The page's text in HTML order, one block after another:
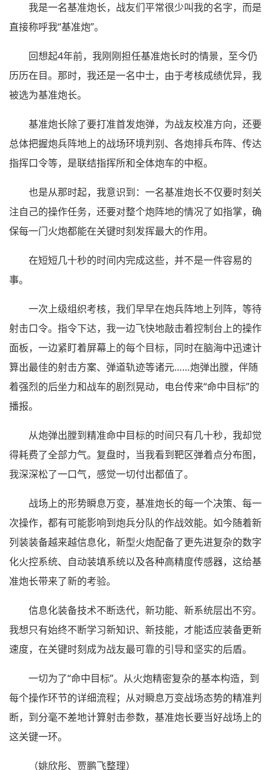
我是一名基准炮长，战友们平常很少叫我的名字，而是
直接称呼我“基准炮”。
回想起4年前，我刚刚担任基准炮长时的情景，至今仍
历历在目。那时，我还是一名中士，由于考核成绩优异，我
被选为基准炮长。
基准炮长除了要打准首发炮弹，为战友校准方向，还要
总体把握炮兵阵地上的战场环境判别、各炮排兵布阵、传达
指挥口令等，是联结指挥所和全体炮车的中枢。
也是从那时起，我意识到：一名基准炮长不仅要时刻关
注自己的操作任务，还要对整个炮阵地的情况了如指掌，确
保每一门火炮都能在关键时刻发挥最大的作用。
在短短几十秒的时间内完成这些，并不是一件容易的
事。
一次上级组织考核，我们早早在炮兵阵地上列阵，等待
射击口令。指令下达，我一边飞快地敲击着控制台上的操作
面板，一边紧盯着屏幕上的每个目标，同时在脑海中迅速计
算出最佳的射击方案、弹道轨迹等诸元……炮弹出膛，伴随
着强烈的后坐力和战车的剧烈晃动，电台传来“命中目标”的
播报。
从炮弹出膛到精准命中目标的时间只有几十秒，我却觉
得耗费了全部力气。复盘时，当我看到靶区弹着点分布图，
我深深松了一口气，感觉一切付出都值了。
战场上的形势瞬息万变，基准炮长的每一个决策、每一
次操作，都有可能影响到炮兵分队的作战效能。如今随着新
列装装备越来越信息化，新型火炮配备了更先进复杂的数字
化火控系统、自动装填系统以及各种高精度传感器，这给基
准炮长带来了新的考验。
信息化装备技术不断迭代，新功能、新系统层出不穷。
我想只有始终不断学习新知识、新技能，才能适应装备更新
速度，在关键时刻成为战友最可靠的引导和坚实的后盾。
一切为了“命中目标”。从火炮精密复杂的基本构造，到
每个操作环节的详细流程；从对瞬息万变战场态势的精准判
断，到分毫不差地计算射击参数，基准炮长要当好战场上的
这关键一环。
（姚欣彤、贾鹏飞整理）